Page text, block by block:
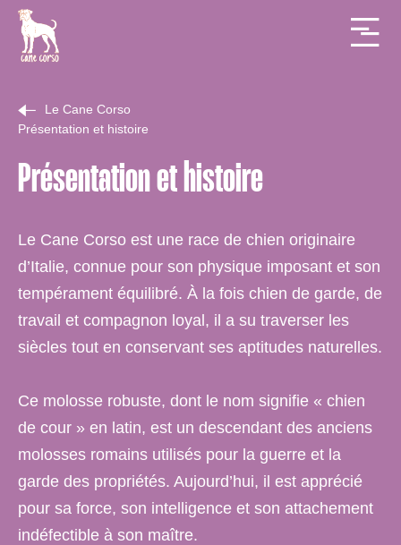
Le Cane Corso
Présentation et histoire
Présentation et histoire
Le Cane Corso est une race de chien originaire
d’Italie, connue pour son physique imposant et son
tempérament équilibré. À la fois chien de garde, de
travail et compagnon loyal, il a su traverser les
siècles tout en conservant ses aptitudes naturelles.
Ce molosse robuste, dont le nom signifie « chien
de cour » en latin, est un descendant des anciens
molosses romains utilisés pour la guerre et la
garde des propriétés. Aujourd’hui, il est apprécié
pour sa force, son intelligence et son attachement
indéfectible à son maître.